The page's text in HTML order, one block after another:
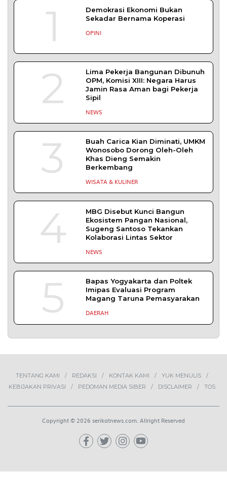
1
Demokrasi Ekonomi Bukan
Sekadar Bernama Koperasi
OPINI
2
Lima Pekerja Bangunan Dibunuh
OPM, Komisi XIII: Negara Harus
Jamin Rasa Aman bagi Pekerja
Sipil
NEWS
3
Buah Carica Kian Diminati, UMKM
Wonosobo Dorong Oleh-Oleh
Khas Dieng Semakin
Berkembang
WISATA & KULINER
4
MBG Disebut Kunci Bangun
Ekosistem Pangan Nasional,
Sugeng Santoso Tekankan
Kolaborasi Lintas Sektor
NEWS
5
Bapas Yogyakarta dan Poltek
Imipas Evaluasi Program
Magang Taruna Pemasyarakan
DAERAH
TENTANG KAMI REDAKSI KONTAK KAMI
YUK MENULIS
KEBIJAKAN PRIVASI
PEDOMAN MEDIA SIBER DISCLAIMER TOS
Copyright © 2026 serikatnews.com. Allright Reserved